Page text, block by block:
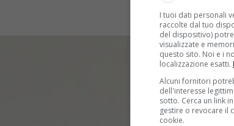
I tuoi dati personali
raccolte dal tuo
del dispositivo)
visualizzate e
questo sito. Noi e i
localizzazione esatti.
Alcuni fornitori
dell'interesse
sotto. Cerca un link
gestire o revocare il
cookie.